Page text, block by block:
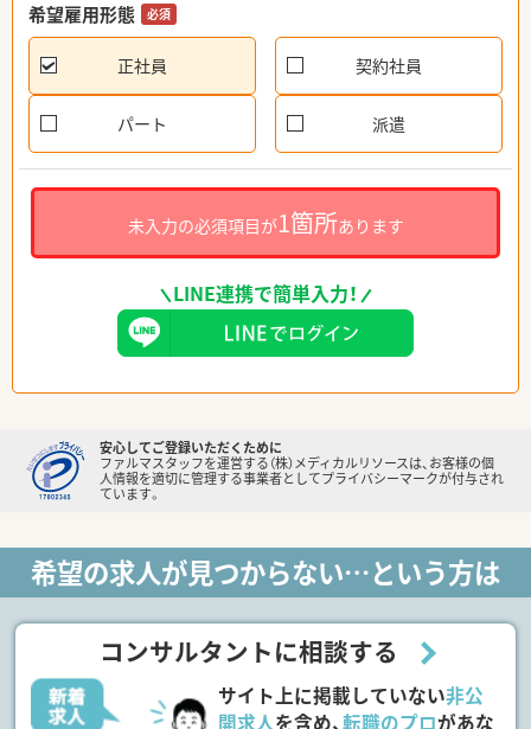
希望雇用形態 必須
正社員 契約社員
パート 派遣
未入力の必須項目が1箇所あります
LINE連携で簡単入力！
安心してご登録いただくために
ファルマスタッフを運営する（株）メディカルリソースは、お客様の個
人情報を適切に管理する事業者としてプライバシーマークが付与され
ています。
希望の求人が見つからない…という方は
コンサルタントに相談する
サイト上に掲載していない非公
開求人を含め、転職のプロがあな